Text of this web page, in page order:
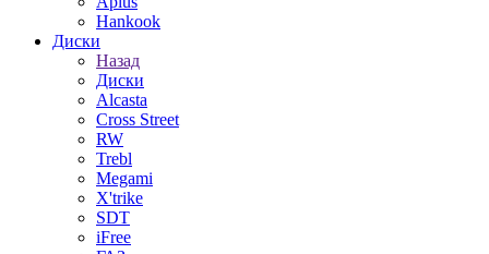
Hankook
Диски
Назад
Диски
Alcasta
Cross Street
RW
Trebl
Megami
X'trike
SDT
iFree